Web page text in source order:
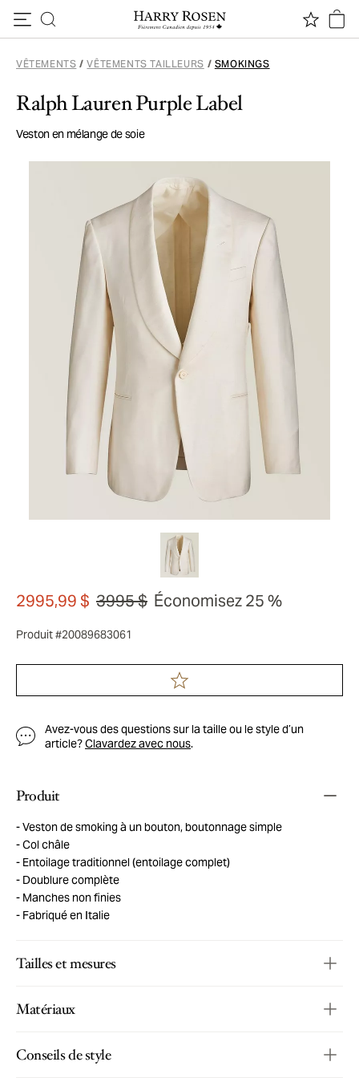
VÊTEMENTS / VÊTEMENTS TAILLEURS / SMOKINGS
Ralph Lauren Purple Label
Veston en mélange de soie
2995,99 $ 3995 $ Économisez 25 %
Produit #20089683061
Avez-vous des questions sur la taille ou le style d’un
article?Clavardez avec nous.
Produit
Veston de smoking à un bouton, boutonnage simple
Col châle
Entoilage traditionnel (entoilage complet)
Doublure complète
Manches non finies
Fabriqué en Italie
Tailles et mesures
Matériaux
Conseils de style